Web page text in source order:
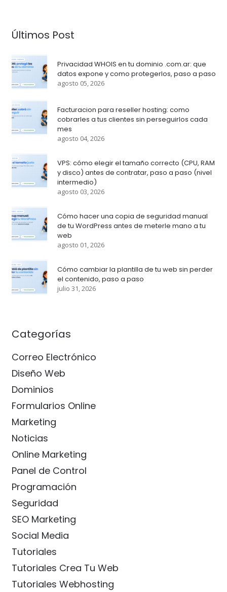
Últimos Post
Privacidad WHOIS en tu dominio .com.ar: que
datos expone y como protegerlos, paso a paso
agosto 05, 2026
Facturacion para reseller hosting: como
cobrarles a tus clientes sin perseguirlos cada
mes
agosto 04, 2026
VPS: cómo elegir el tamaño correcto (CPU, RAM
y disco) antes de contratar, paso a paso (nivel
intermedio)
agosto 03, 2026
Cómo hacer una copia de seguridad manual
de tu WordPress antes de meterle mano a tu
web
agosto 01, 2026
Cómo cambiar la plantilla de tu web sin perder
el contenido, paso a paso
julio 31, 2026
Categorías
Correo Electrónico
Diseño Web
Dominios
Formularios Online
Marketing
Noticias
Online Marketing
Panel de Control
Programación
Seguridad
SEO Marketing
Social Media
Tutoriales
Tutoriales Crea Tu Web
Tutoriales Webhosting